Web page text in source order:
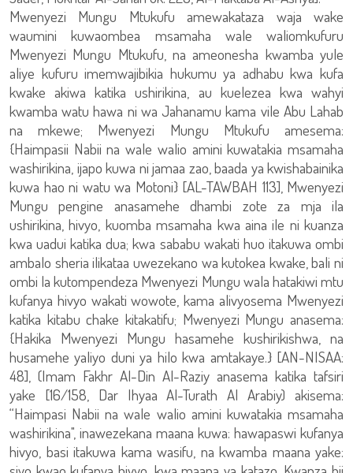
Mwenyezi Mungu Mtukufu amewakataza waja wake
waumini kuwaombea msamaha wale waliomkufuru
Mwenyezi Mungu Mtukufu, na ameonesha kwamba yule
aliye kufuru imemwajibikia hukumu ya adhabu kwa kufa
kwake akiwa katika ushirikina, au kuelezea kwa wahyi
kwamba watu hawa ni wa Jahanamu kama vile Abu Lahab
na mkewe; Mwenyezi Mungu Mtukufu amesema:
{Haimpasii Nabii na wale walio amini kuwatakia msamaha
washirikina, ijapo kuwa ni jamaa zao, baada ya kwishabainika
kuwa hao ni watu wa Motoni} [AL-TAWBAH 113], Mwenyezi
Mungu pengine anasamehe dhambi zote za mja ila
ushirikina, hivyo, kuomba msamaha kwa aina ile ni kuanza
kwa uadui katika dua; kwa sababu wakati huo itakuwa ombi
ambalo sheria ilikataa uwezekano wa kutokea kwake, bali ni
ombi la kutompendeza Mwenyezi Mungu wala hatakiwi mtu
kufanya hivyo wakati wowote, kama alivyosema Mwenyezi
katika kitabu chake kitakatifu; Mwenyezi Mungu anasema:
{Hakika Mwenyezi Mungu hasamehe kushirikishwa, na
husamehe yaliyo duni ya hilo kwa amtakaye.} [AN-NISAA:
48], (Imam Fakhr Al-Din Al-Raziy anasema katika tafsiri
yake [16/158, Dar Ihyaa Al-Turath Al Arabiy) akisema:
“Haimpasi Nabii na wale walio amini kuwatakia msamaha
washirikina", inawezekana maana kuwa: hawapaswi kufanya
hivyo, basi itakuwa kama wasifu, na kwamba maana yake: